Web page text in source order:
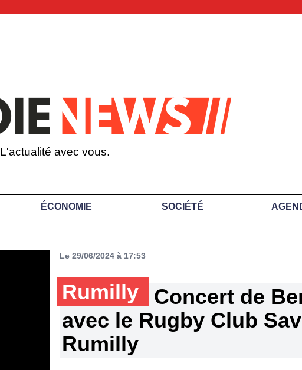
L'actualité avec vous.
ÉCONOMIE SOCIÉTÉ
Le 29/06/2024 à 17:53
Rumilly
Concert de
avec le Rugby Club
Rumilly